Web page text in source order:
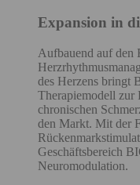
Expansion in
Aufbauend auf den
des Herzens bringt
Therapiemodell zur
chronischen
den Markt. Mit der
Geschäftsbereich
Neuromodulation.